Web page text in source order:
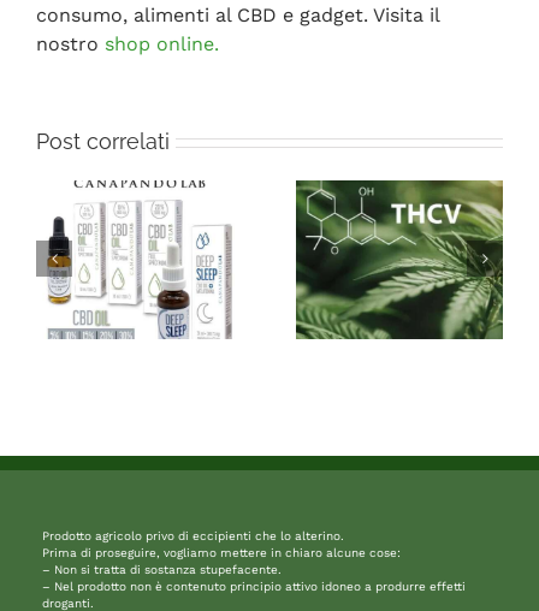
consumo, alimenti al CBD e gadget. Visita il
nostro shop online.
Post correlati
Prodotto agricolo privo di eccipienti che lo alterino.
Prima di proseguire, vogliamo mettere in chiaro alcune cose:
– Non si tratta di sostanza stupefacente.
– Nel prodotto non è contenuto principio attivo idoneo a produrre effetti
droganti.